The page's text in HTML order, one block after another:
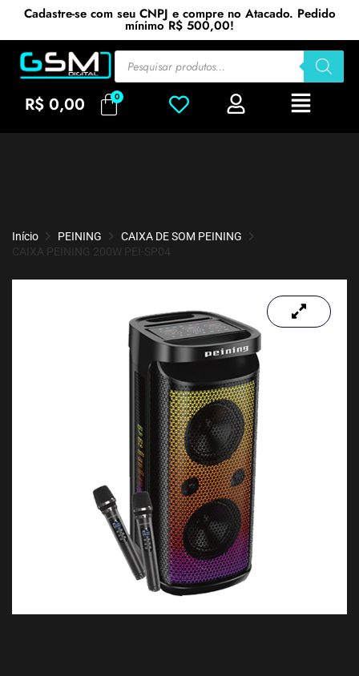
Cadastre-se com seu CNPJ e compre no Atacado. Pedido
mínimo R$ 500,00!
R$ 0,00
Início PEINING
CAIXA DE SOM PEINING
CAIXA PEINING 200W PEI-SP04